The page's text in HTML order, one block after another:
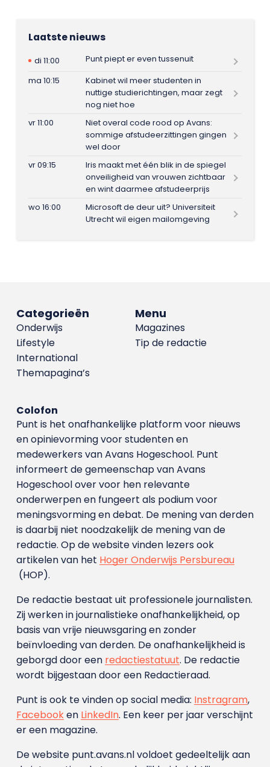
Laatste nieuws
di 11:00
Punt piept er even tussenuit
ma 10:15
Kabinet wil meer studenten in
nuttige studierichtingen, maar zegt
nog niet hoe
vr 11:00
Niet overal code rood op Avans:
sommige afstudeerzittingen gingen
wel door
vr 09:15
Iris maakt met één blik in de spiegel
onveiligheid van vrouwen zichtbaar
en wint daarmee afstudeerprijs
wo 16:00
Microsoft de deur uit? Universiteit
Utrecht wil eigen mailomgeving
Menu
Magazines
Tip de redactie
Categorieën
Onderwijs
Lifestyle
International
Themapagina’s
Colofon
Punt is het onafhankelijke platform voor nieuws
en opinievorming voor studenten en
medewerkers van Avans Hoge­school. Punt
informeert de gemeenschap van Avans
Hogeschool over voor hen relevante
onderwerpen en fungeert als podium voor
meningsvorming en debat. De mening van derden
is daarbij niet noodzakelijk de mening van de
redactie. Op de website vinden lezers ook
artikelen van het Hoger Onderwijs Persbureau
(HOP).
De redactie bestaat uit professionele journalisten.
Zij werken in journalistieke onafhankelijkheid, op
basis van vrije nieuwsgaring en zonder
beïnvloeding van derden. De onafhankelijkheid is
geborgd door een redactiestatuut. De redactie
wordt bijgestaan door een Redactieraad.
Punt is ook te vinden op social media: Instragram,
Facebooken LinkedIn. Een keer per jaar verschijnt
er een magazine.
De website punt.avans.nl voldoet gedeeltelijk aan